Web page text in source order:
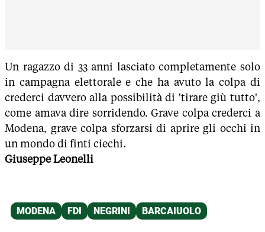
Un ragazzo di 33 anni lasciato completamente solo
in campagna elettorale e che ha avuto la colpa di
crederci davvero alla possibilità di 'tirare giù tutto',
come amava dire sorridendo. Grave colpa crederci a
Modena, grave colpa sforzarsi di aprire gli occhi in
un mondo di finti ciechi.
Giuseppe Leonelli